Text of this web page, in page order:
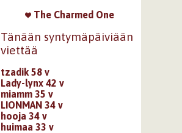
The Charmed One
Tänään syntymäpäiviään
viettää
tzadik 58 v
Lady-lynx 42 v
miamm 35 v
LIONMAN 34 v
hooja 34 v
huimaa 33 v